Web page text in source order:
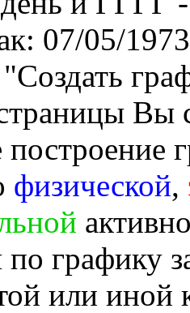
07/05/
Вы
построение
физической,
по графику
или иной